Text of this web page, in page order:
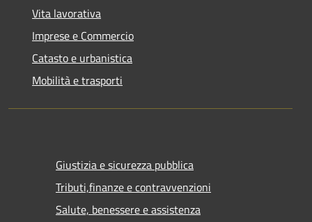
Vita lavorativa
Imprese e Commercio
Catasto e urbanistica
Mobilità e trasporti
Giustizia e sicurezza pubblica
Tributi,finanze e contravvenzioni
Salute, benessere e assistenza